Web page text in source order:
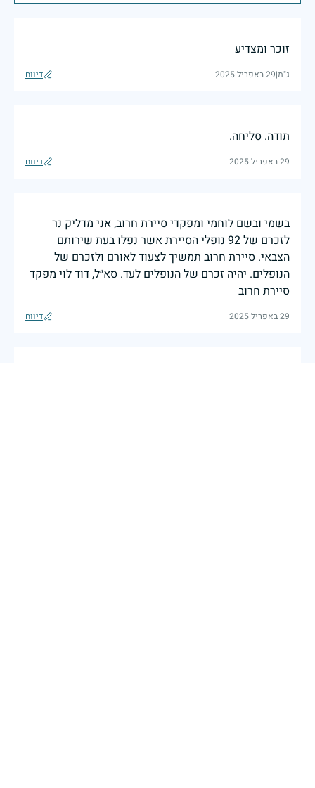
זוכר ומצדיע
ג"מ|29 באפריל 2025 דיווח
תודה. סליחה.
29 באפריל 2025 דיווח
בשמי ובשם לוחמי ומפקדי סיירת חרוב, אני מדליק נר
לזכרם של 92 נופלי הסיירת אשר נפלו בעת שירותם
הצבאי. סיירת חרוב תמשיך לצעוד לאורם ולזכרם של
הנופלים. יהיה זכרם של הנופלים לעד. סא״ל, דוד לוי מפקד
סיירת חרוב
29 באפריל 2025 דיווח